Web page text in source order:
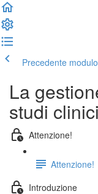
Precedente modulo
La
studi
Attenzione!
Attenzione!
Introduzione